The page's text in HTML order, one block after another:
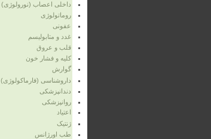
داخلی اعصاب (نورولوژی)
روماتولوژی
عفونی
غدد و متابولیسم
قلب و عروق
کلیه و فشار خون
گوارش
داروشناسی (فارماکولوژی)
دندانپزشکی
روانپزشکی
اعتیاد
ژنتیک
طب اورژانس